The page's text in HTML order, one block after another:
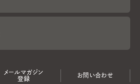
メールマガジン
登録
お問い合わせ